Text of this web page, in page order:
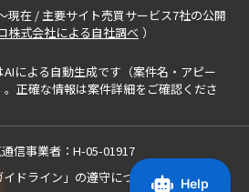
現在 / 主要サイト売買サービス7社の公開
株式会社による自社調べ ）
AIによる自動生成です（案件名・アピー
正確な情報は案件詳細をご確認くださ
信事業者：H-05-01917
イドライン」の遵守について